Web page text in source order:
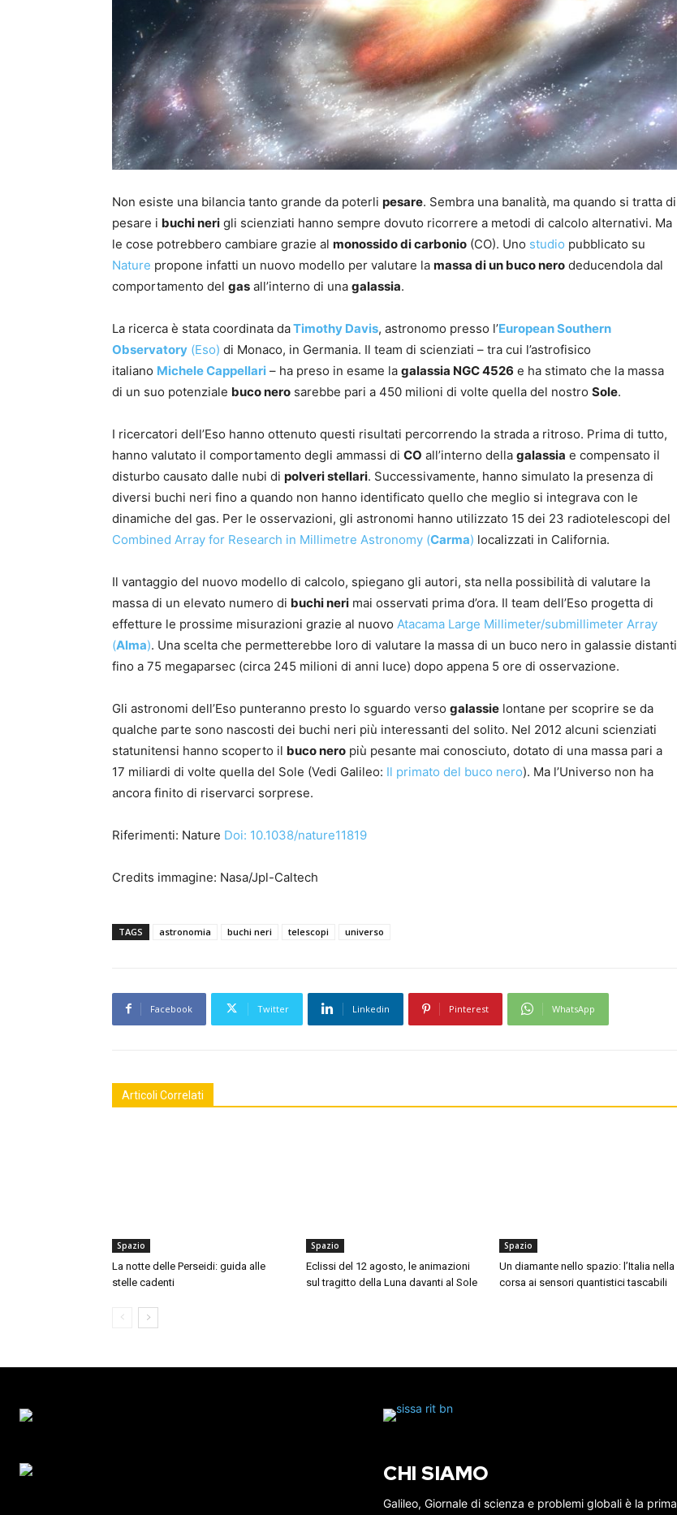
Non esiste una bilancia tanto grande da poterli pesare. Sembra una banalità, ma quando si tratta di
pesare i buchi neri gli scienziati hanno sempre dovuto ricorrere a metodi di calcolo alternativi. Ma
le cose potrebbero cambiare grazie al monossido di carbonio (CO). Uno studio pubblicato su
Nature propone infatti un nuovo modello per valutare la massa di un buco nero deducendola dal
comportamento del gas all’interno di una galassia.
La ricerca è stata coordinata daTimothy Davis, astronomo presso l’European Southern
Observatory (Eso) di Monaco, in Germania. Il team di scienziati – tra cui l’astrofisico
italiano Michele Cappellari – ha preso in esame la galassia NGC 4526 e ha stimato che la massa
di un suo potenziale buco nero sarebbe pari a 450 milioni di volte quella del nostro Sole.
I ricercatori dell’Eso hanno ottenuto questi risultati percorrendo la strada a ritroso. Prima di tutto,
hanno valutato il comportamento degli ammassi di CO all’interno della galassia e compensato il
disturbo causato dalle nubi di polveri stellari. Successivamente, hanno simulato la presenza di
diversi buchi neri fino a quando non hanno identificato quello che meglio si integrava con le
dinamiche del gas. Per le osservazioni, gli astronomi hanno utilizzato 15 dei 23 radiotelescopi del
Combined Array for Research in Millimetre Astronomy (Carma) localizzati in California.
Il vantaggio del nuovo modello di calcolo, spiegano gli autori, sta nella possibilità di valutare la
massa di un elevato numero di buchi neri mai osservati prima d’ora. Il team dell’Eso progetta di
effetture le prossime misurazioni grazie al nuovo Atacama Large Millimeter/submillimeter Array
(Alma). Una scelta che permetterebbe loro di valutare la massa di un buco nero in galassie distanti
fino a 75 megaparsec (circa 245 milioni di anni luce) dopo appena 5 ore di osservazione.
Gli astronomi dell’Eso punteranno presto lo sguardo verso galassie lontane per scoprire se da
qualche parte sono nascosti dei buchi neri più interessanti del solito. Nel 2012 alcuni scienziati
statunitensi hanno scoperto il buco nero più pesante mai conosciuto, dotato di una massa pari a
17 miliardi di volte quella del Sole (Vedi Galileo: Il primato del buco nero). Ma l’Universo non ha
ancora finito di riservarci sorprese.
Riferimenti: Nature Doi: 10.1038/nature11819
Credits immagine: Nasa/Jpl-Caltech
TAGS astronomia buchi neri telescopi universo
Facebook Twitter Linkedin Pinterest WhatsApp
Articoli Correlati
Spazio
La notte delle Perseidi: guida alle
stelle cadenti
Spazio
Eclissi del 12 agosto, le animazioni
sul tragitto della Luna davanti al Sole
Spazio
Un diamante nello spazio: l’Italia nella
corsa ai sensori quantistici tascabili
CHI SIAMO
Galileo, Giornale di scienza e problemi globali è la prima